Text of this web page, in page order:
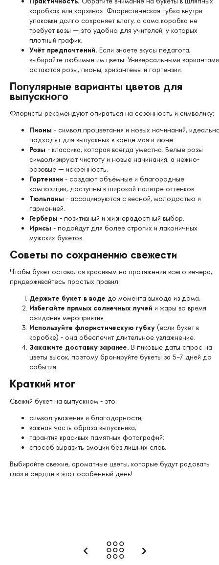
коробках или корзинах. Флористическая губка внутри
упаковки долго сохраняет влагу, а сама коробка не
требует вазы — это удобно для учителей, у которых
плотный график.
Учёт предпочтений. Если знаете вкусы педагога,
выбирайте любимые им цветы. Универсальными вариантами
остаются розы, пионы, хризантемы и гортензии.
Популярные варианты цветов для
выпускного
Флористы рекомендуют опираться на сезонность и символику:
Пионы - символ процветания и новых начинаний,
подходят для выпускных в конце мая и июне.
Розы - классика, которая всегда уместна. Белые розы
символизируют чистоту и новые начинания, а нежно-
розовые — искренность.
Гортензии - создают объёмные и благородные
композиции, доступны в широкой палитре оттенков.
Тюльпаны - ассоциируются с весной, молодостью и
гармонией.
Герберы - позитивный и жизнерадостный выбор.
Ирисы - подойдут для более строгих и лаконичных
мужских букетов.
Советы по сохранению свежести
Чтобы букет оставался красивым на протяжении всего вечера,
придерживайтесь простых правил:
Держите букет в воде до момента выхода из дома.
Избегайте прямых солнечных лучей и жары во время
ожидания мероприятия.
Используйте флористическую губку (если букет в
коробке) - она обеспечит длительное увлажнение.
Закажите доставку заранее. В пиковые даты спрос на
цветы высок, поэтому бронируйте букеты за 5–7 дней до
события.
Краткий итог
Свежий букет на выпускном - это:
символ уважения и благодарности;
важная часть образа выпускника;
гарантия красивых памятных фотографий;
способ выразить эмоции без лишних слов.
Выбирайте свежие, ароматные цветы, которые будут радовать
глаз и сердце в этот особенный день!